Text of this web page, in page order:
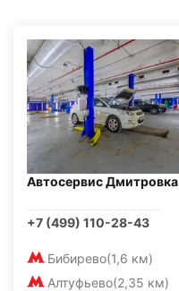
Автосервис Дмитровка
+7 (499) 110-28-43
Бибирево(1,6 км)
Алтуфьево(2,35 км)